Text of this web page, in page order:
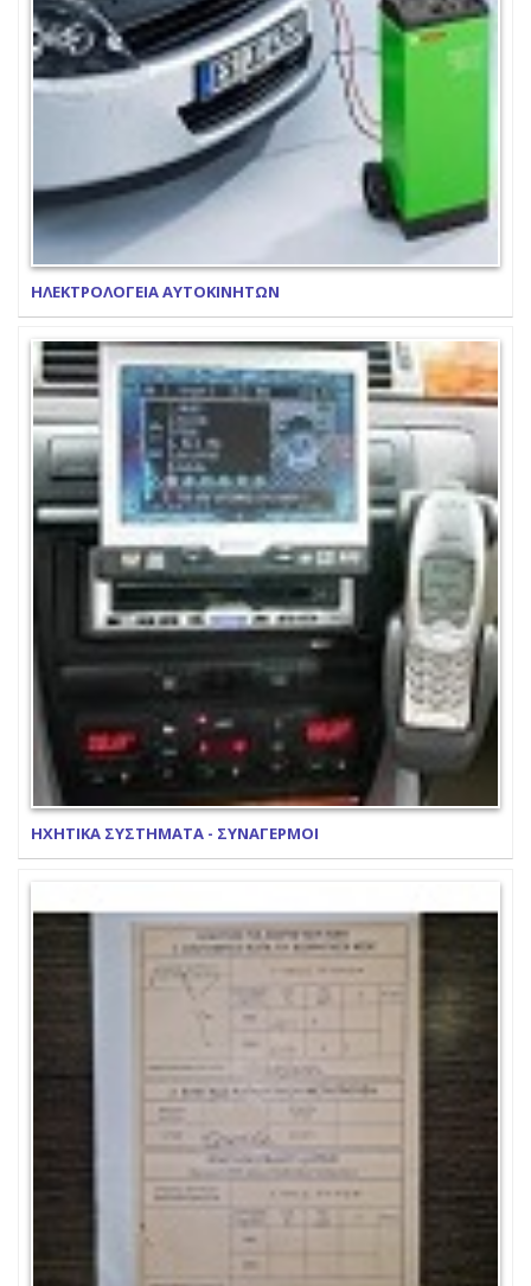
ΗΛΕΚΤΡΟΛΟΓΕΙΑ ΑΥΤΟΚΙΝΗΤΩΝ
ΗΧΗΤΙΚΑ ΣΥΣΤΗΜΑΤΑ - ΣΥΝΑΓΕΡΜΟΙ